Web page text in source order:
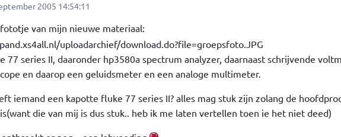
2005 14:54:11
van mijn nieuwe materiaal:
77 series II, daaronder hp3580a spectrum analyzer, daarnaast schrijvende
en daarop een geluidsmeter en een analoge multimeter.
iemand een kapotte fluke 77 series II? alles mag stuk zijn zolang de
die van mij is dus stuk.. heb ik me laten vertellen toen ie het niet deed)